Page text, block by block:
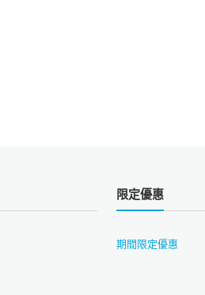
限定優惠
期間限定優惠